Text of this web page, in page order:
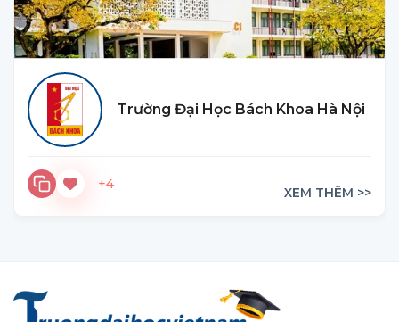
Trường Đại Học Bách Khoa Hà Nội
+4
XEM THÊM >>